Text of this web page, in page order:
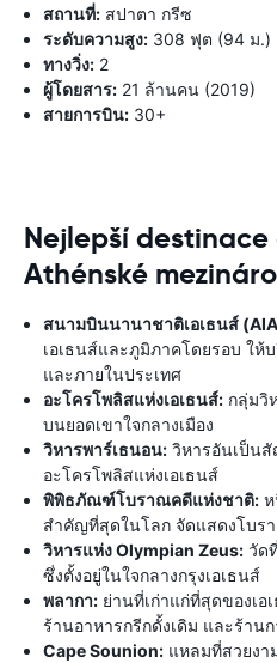
สถานที่: สปาตา กรีซ
ระดับความสูง: 308 ฟุต (94 ม.)
ทางวิ่ง: 2
ผู้โดยสาร: 21 ล้านคน (2019)
สายการบิน: 30+
Nejlepší
Athénské
สนามบินนานาชาติเอเธนส์
เอเธนส์และภูมิภาคโดยรอบ ให้
และภายในประเทศ
อะโครโพลิสแห่งเอเธนส์: กลุ่มวิ
บนยอดเขาใจกลางเมือง
วิหารพาร์เธนอน: วิหารอันเป็น
อะโครโพลิสแห่งเอเธนส์
พิพิธภัณฑ์โบราณคดีแห่งชาติ:
สำคัญที่สุดในโลก จัดแสดงโบร
วิหารแห่ง Olympian Zeus: วัด
ซึ่งตั้งอยู่ในใจกลางกรุงเอเธนส์
พลากา: ย่านที่เก่าแก่ที่สุดของเ
ร้านอาหารกรีกดั้งเดิม และร้าน
Cape Sounion: แหลมที่สวยงา